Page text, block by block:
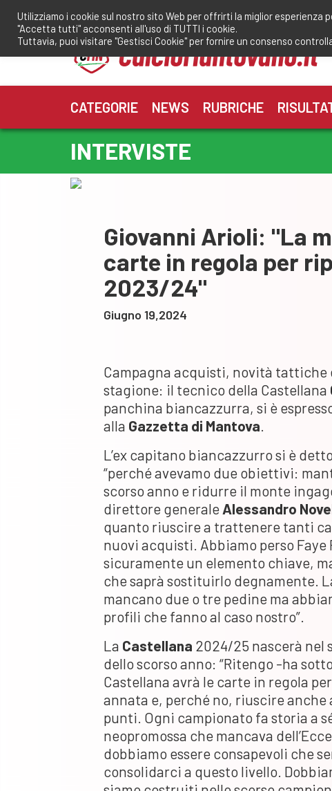
contenuto
CATEGORIE NEWS RUBRICHE
INTERVISTE
Giovanni Arioli: "La
carte in regola per
2023/24"
Giugno 19,2024
Campagna acquisti, novità tattiche
stagione: il tecnico della Castellana
panchina biancazzurra, si è
alla Gazzetta di Mantova.
L’ex capitano biancazzurro si è
“perché avevamo due obiettivi:
scorso anno e ridurre il monte
direttore generale Alessandro
quanto riuscire a trattenere tanti
nuovi acquisti. Abbiamo perso
sicuramente un elemento chiave,
che saprà sostituirlo degnamente.
mancano due o tre pedine ma
profili che fanno al caso nostro”.
La Castellana 2024/25 nascerà nel
dello scorso anno: “Ritengo -ha
Castellana avrà le carte in regola
annata e, perché no, riuscire
punti. Ogni campionato fa storia a
neopromossa che mancava
dobbiamo essere consapevoli che
consolidarci a questo livello.
Utilizziamo i cookie sul nostro sito Web per offrirti la miglior
"Accetta tutti" acconsenti all'uso di TUTTI i cookie.
Tuttavia, puoi visitare "Gestisci Cookie" per fornire un consenso